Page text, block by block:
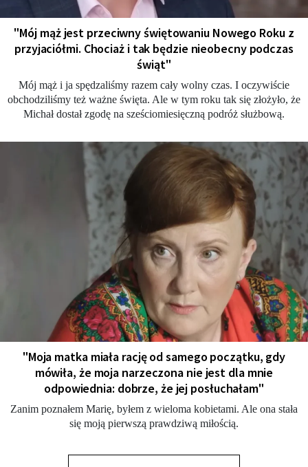
"Mój mąż jest przeciwny świętowaniu Nowego Roku z
przyjaciółmi. Chociaż i tak będzie nieobecny podczas
świąt"
Mój mąż i ja spędzaliśmy razem cały wolny czas. I oczywiście
obchodziliśmy też ważne święta. Ale w tym roku tak się złożyło, że
Michał dostał zgodę na sześciomiesięczną podróż służbową.
"Moja matka miała rację od samego początku, gdy
mówiła, że moja narzeczona nie jest dla mnie
odpowiednia: dobrze, że jej posłuchałam"
Zanim poznałem Marię, byłem z wieloma kobietami. Ale ona stała
się moją pierwszą prawdziwą miłością.